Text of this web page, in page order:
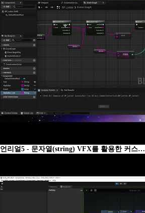
언리얼5 - 문자열(string) VFX를 활용한 커스…